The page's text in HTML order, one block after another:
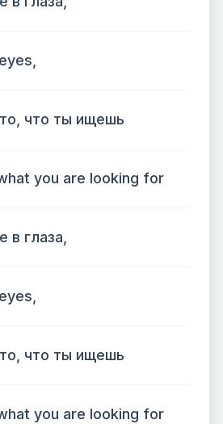
что ты ищешь
you are looking for
глаза,
что ты ищешь
you are looking for